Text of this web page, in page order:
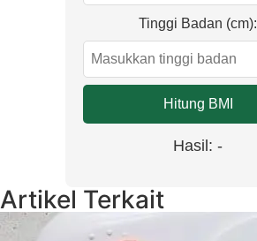
Tinggi Badan (cm):
Hitung BMI
Hasil: -
Artikel Terkait